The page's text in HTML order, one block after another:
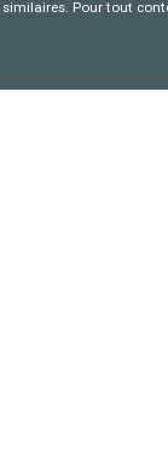
Pour tout